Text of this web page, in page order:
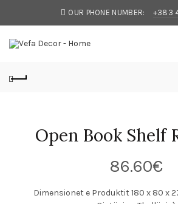
OUR PHONE NUMBER: +383
Open Book Shelf
86.60€
Dimensionet e Produktit 180 x 80 x